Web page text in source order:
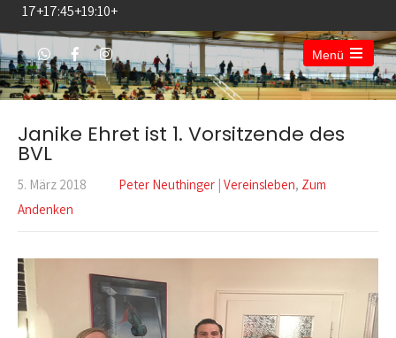
17+17:45+19:10+
Menü
Open
the
main
Janike Ehret ist 1. Vorsitzende des
BVL
5. März 2018 Peter Neuthinger | Vereinsleben, Zum
Andenken